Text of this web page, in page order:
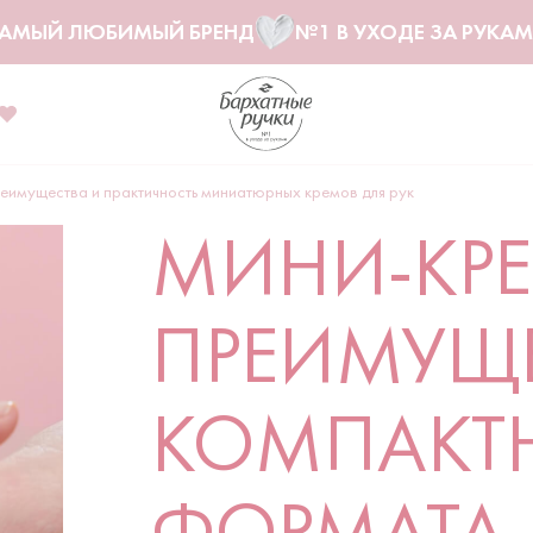
ЛЮБИМЫЙ БРЕНД №1 В УХОДЕ ЗА
и практичность миниатюрных кремов для рук
МИНИ-